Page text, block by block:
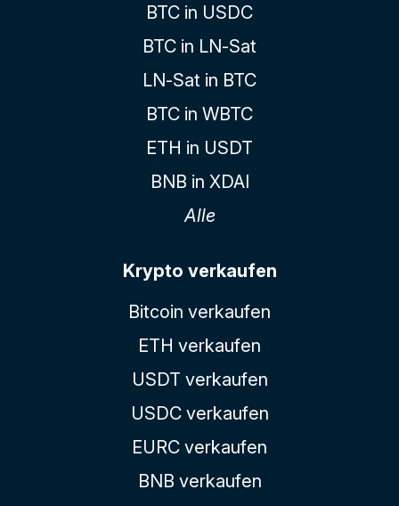
BTC in USDC
BTC in LN-Sat
LN-Sat in BTC
BTC in WBTC
ETH in USDT
BNB in XDAI
Alle
Krypto verkaufen
Bitcoin verkaufen
ETH verkaufen
USDT verkaufen
USDC verkaufen
EURC verkaufen
BNB verkaufen